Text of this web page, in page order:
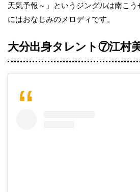
天気予報～」というジングルは南こ
にはおなじみのメロディです。
大分出身タレント⑦江村